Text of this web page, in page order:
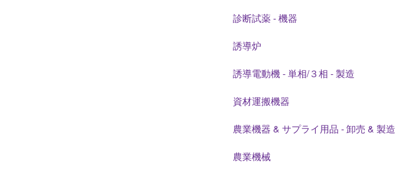
診断試薬 - 機器
誘導炉
誘導電動機 - 単相/３相 - 製造
資材運搬機器
農業機器 & サプライ用品 - 卸売 & 製造
農業機械